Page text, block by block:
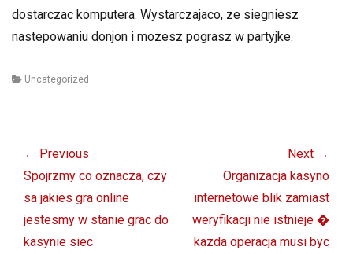
dostarczac komputera. Wystarczajaco, ze siegniesz
nastepowaniu donjon i mozesz pograsz w partyjke.
Categories
Uncategorized
navigation
← Previous
Previous
post:
Spojrzmy co oznacza, czy
sa jakies gra online
jestesmy w stanie grac do
kasynie siec
Next →
post:
Organizacja kasyno
internetowe blik zamiast
weryfikacji nie istnieje �
kazda operacja musi byc